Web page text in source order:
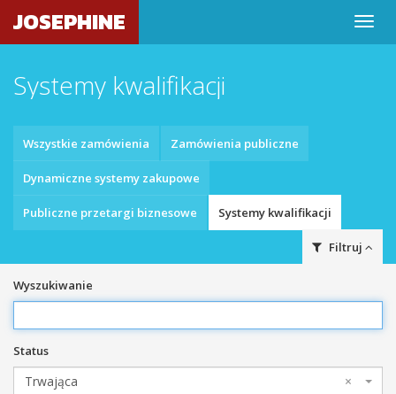
JOSEPHINE
Systemy kwalifikacji
Wszystkie zamówienia Zamówienia publiczne
Dynamiczne systemy zakupowe
Publiczne przetargi biznesowe Systemy kwalifikacji
Filtruj
Wyszukiwanie
Status
×
Trwająca